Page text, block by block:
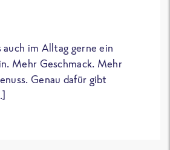
auch im Alltag gerne ein
Mehr Geschmack. Mehr
Genau dafür gibt